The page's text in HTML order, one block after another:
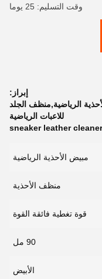
وقت التسليم: 25 يوما
إبراز:
الرياضية,منظف الجلد
للاعبات الرياضية
sneaker leather cleaner
مبيض الأحذية الرياضية
منظف ​​الأحذية
قوة تغطية فائقة القوة
90 مل
الأبيض